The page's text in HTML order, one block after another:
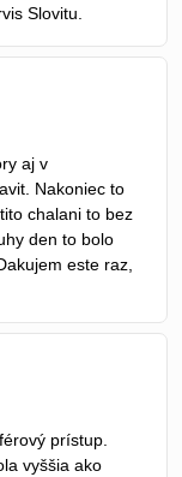
Slovitu.
aj v
Nakoniec to
chalani to bez
den to bolo
este raz,
prístup.
vyššia ako